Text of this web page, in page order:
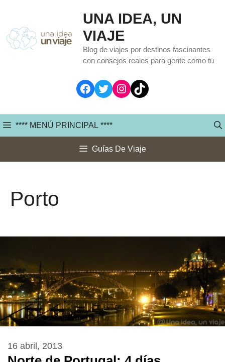
contenido
UNA IDEA, UN
VIAJE
Blog de viajes por destinos fascinantes
con consejos reales para gente como tú
Facebook
TwitterInstagram
TikTok
**** MENÚ PRINCIPAL ****
Guías De Viaje
Porto
16 abril, 2013